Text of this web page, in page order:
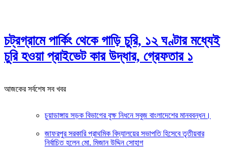
চট্রগ্রামে পার্কিং থেকে গাড়ি চুরি, ১২ ঘণ্টার মধ্যেই
চুরি হওয়া প্রাইভেট কার উদ্ধার, গ্রেফতার ১
আজকের সর্বশেষ সব খবর
চুয়াডাঙ্গায় সড়ক বিভাগের বৃক্ষ নিধনে সবুজ বাংলাদেশের মানববন্ধন।
জাফরপুর সরকারি প্রাথমিক বিদ্যালয়ের সভাপতি হিসেবে তৃতীয়বার
নির্বাচিত হলেন মো. মিজান উদ্দিন সোহাগ